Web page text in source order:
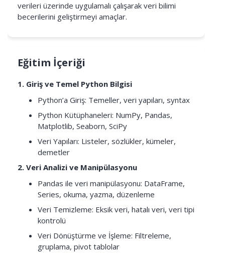
verileri üzerinde uygulamalı çalışarak veri bilimi
becerilerini geliştirmeyi amaçlar.
Eğitim İçeriği
1. Giriş ve Temel Python Bilgisi
Python’a Giriş: Temeller, veri yapıları, syntax
Python Kütüphaneleri: NumPy, Pandas,
Matplotlib, Seaborn, SciPy
Veri Yapıları: Listeler, sözlükler, kümeler,
demetler
2. Veri Analizi ve Manipülasyonu
Pandas ile veri manipülasyonu: DataFrame,
Series, okuma, yazma, düzenleme
Veri Temizleme: Eksik veri, hatalı veri, veri tipi
kontrolü
Veri Dönüştürme ve İşleme: Filtreleme,
gruplama, pivot tablolar